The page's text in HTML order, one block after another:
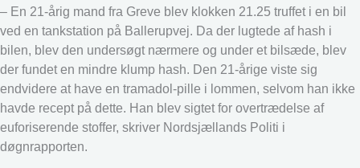
– En 21-årig mand fra Greve blev klokken 21.25 truffet i en bil
ved en tankstation på Ballerupvej. Da der lugtede af hash i
bilen, blev den undersøgt nærmere og under et bilsæde, blev
der fundet en mindre klump hash. Den 21-årige viste sig
endvidere at have en tramadol-pille i lommen, selvom han ikke
havde recept på dette. Han blev sigtet for overtrædelse af
euforiserende stoffer, skriver Nordsjællands Politi i
døgnrapporten.